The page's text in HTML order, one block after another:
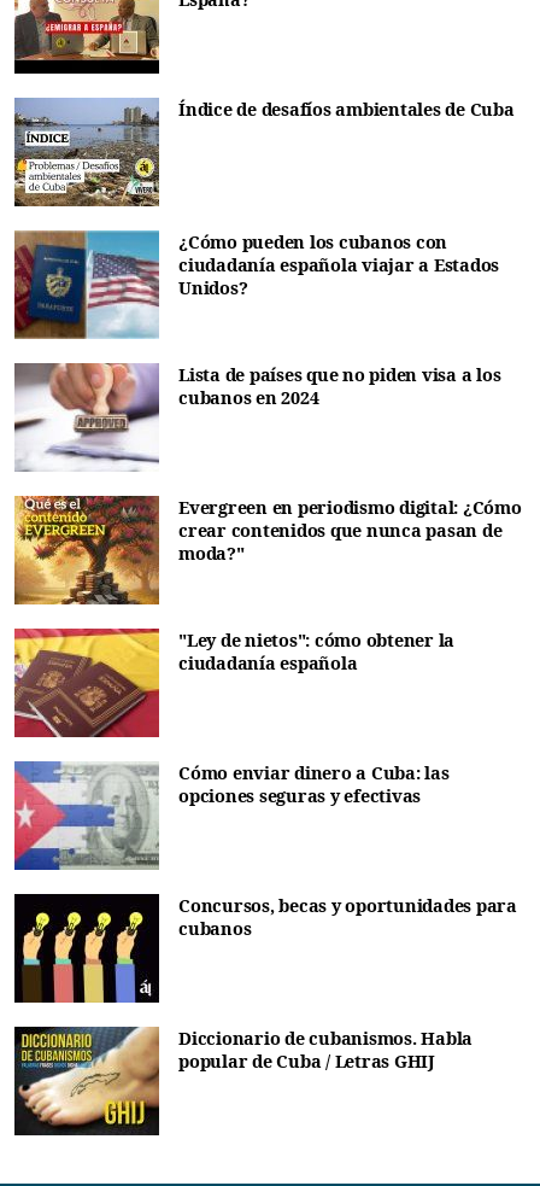
Índice de desafíos ambientales de Cuba
¿Cómo pueden los cubanos con
ciudadanía española viajar a Estados
Unidos?
Lista de países que no piden visa a los
cubanos en 2024
Evergreen en periodismo digital: ¿Cómo
crear contenidos que nunca pasan de
moda?"
"Ley de nietos": cómo obtener la
ciudadanía española
Cómo enviar dinero a Cuba: las
opciones seguras y efectivas
Concursos, becas y oportunidades para
cubanos
Diccionario de cubanismos. Habla
popular de Cuba / Letras GHIJ